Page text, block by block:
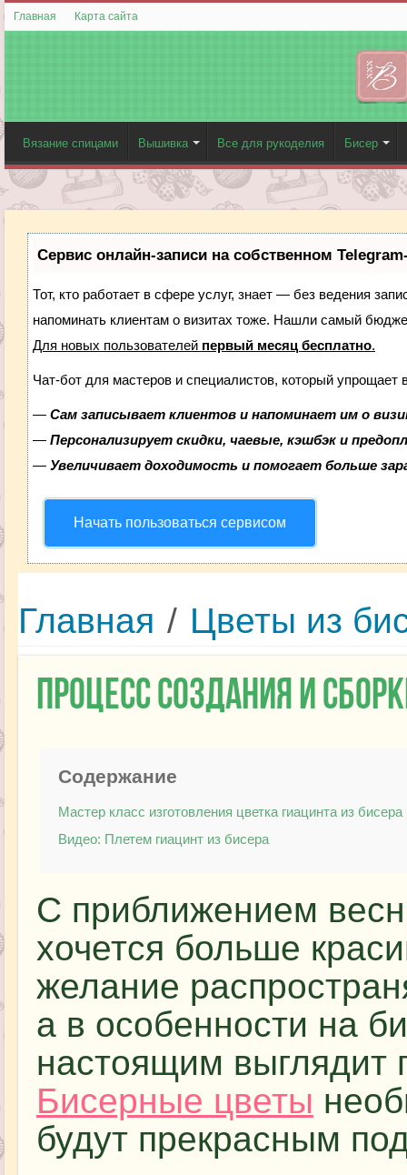
Главная Карта сайта
Вязание спицами Вышивка Все для рукоделия Бисер
Сервис онлайн-записи на собственном
Тот, кто работает в сфере услуг, знает — без ведения
напоминать клиентам о визитах тоже. Нашли самый
Для новых пользователей первый месяц бесплатно.
Чат-бот для мастеров и специалистов, который упрощает
— Сам записывает клиентов и напоминает им о
— Персонализирует скидки, чаевые, кэшбэк и
— Увеличивает доходимость и помогает больше
Начать пользоваться сервисом
Главная / Цветы из
Процесс создания и
Содержание
Мастер класс изготовления цветка гиацинта из бисера
Видео: Плетем гиацинт из бисера
С приближением
хочется больше
желание
а в особенности на
настоящим выглядит
Бисерные цветы
будут прекрасным